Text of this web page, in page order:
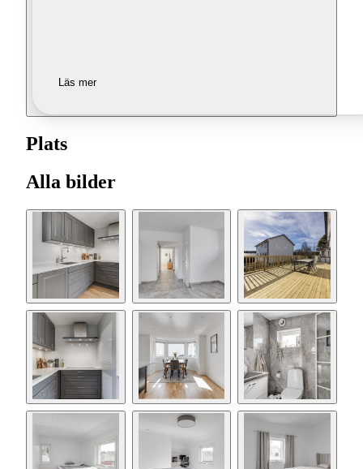
Läs mer
Plats
Alla bilder